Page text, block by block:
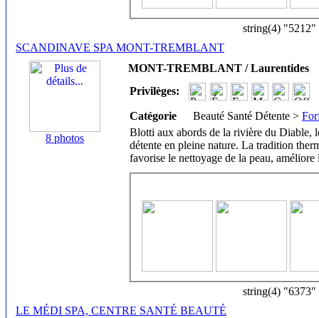
string(4) "5212"
SCANDINAVE SPA MONT-TREMBLANT
8 photos
MONT-TREMBLANT / Laurentides
Privilèges:
Catégorie Beauté Santé Détente >
Blotti aux abords de la rivière du Diable,
détente en pleine nature. La tradition
favorise le nettoyage de la peau,
string(4) "6373"
LE MÉDI SPA, CENTRE SANTÉ BEAUTÉ